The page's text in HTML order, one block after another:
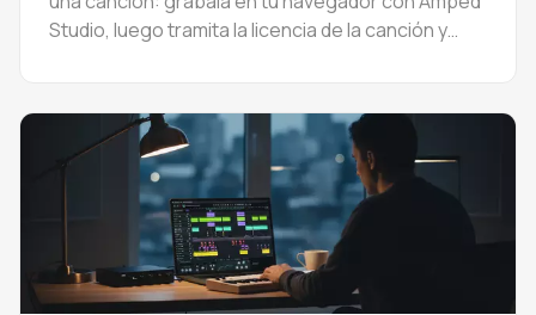
Studio, luego tramita la licencia de la canción y